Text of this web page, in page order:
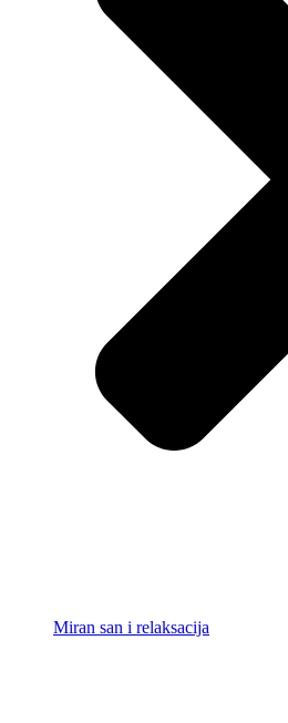
Miran san i relaksacija